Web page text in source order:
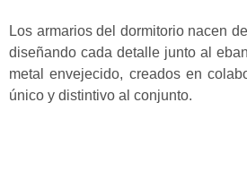
Los armarios del dormitorio nacen
diseñando cada detalle junto al
metal envejecido, creados en
único y distintivo al conjunto.